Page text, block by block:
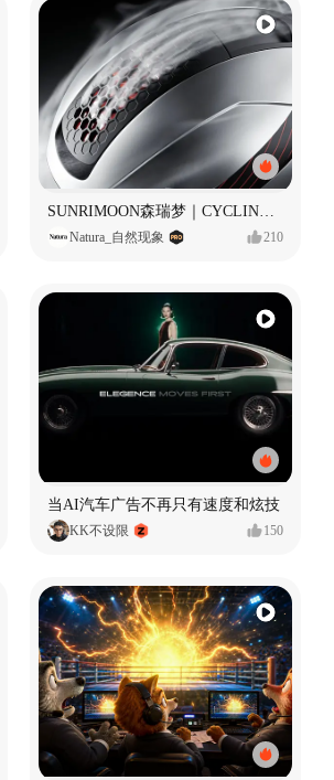
Natura_自然现象 210
当AI汽车广告不再只有速度和炫技
KK不设限 150